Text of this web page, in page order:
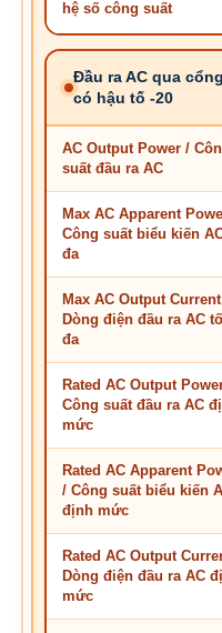
hệ số công suất
Đầu ra AC qua
có hậu tố -20
AC Output Power /
suất đầu ra AC
Max AC Apparent
Công suất biểu kiến
đa
Max AC Output
Dòng điện đầu ra AC
đa
Rated AC Output
Công suất đầu ra AC
mức
Rated AC Apparent
/ Công suất biểu kiến
định mức
Rated AC Output
Dòng điện đầu ra AC
mức